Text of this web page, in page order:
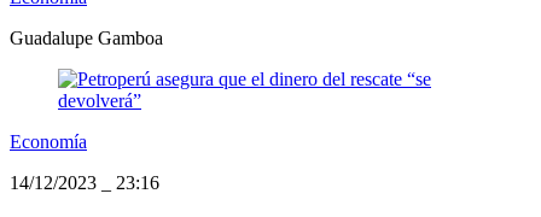
Guadalupe Gamboa
Economía
14/12/2023
23:16